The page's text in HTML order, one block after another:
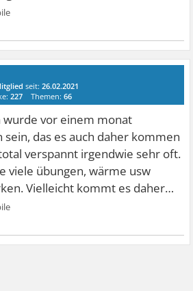
seit:26.02.2021
227 Themen:66
wurde vor einem monat
das es auch daher kommen
verspannt irgendwie sehr oft.
viele übungen, wärme usw
Vielleicht kommt es daher…